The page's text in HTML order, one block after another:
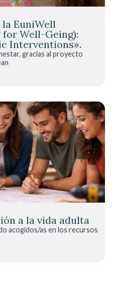
EuniWell
Well-Geing):
Interventions».
gracias al proyecto
a la vida adulta
acogidos/as en los recursos